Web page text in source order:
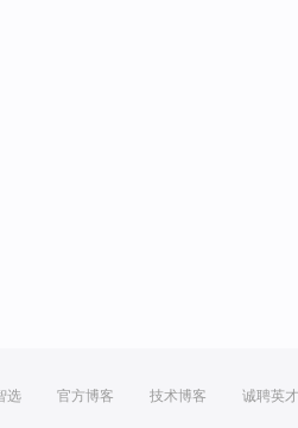
选 官方博客 技术博客 诚聘英才